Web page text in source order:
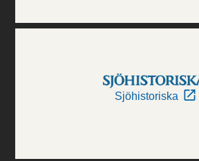
Sjöhistoriska